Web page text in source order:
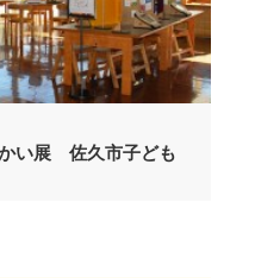
い展 佐久市子ども